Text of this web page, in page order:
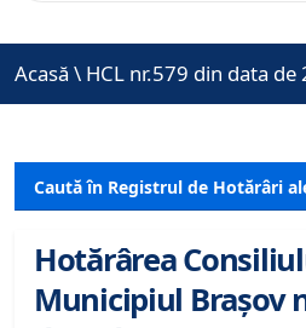
Acasă \ HCL nr.579 din data
Caută în Registrul de Hotărâri
Hotărârea
Municipiul Brașov